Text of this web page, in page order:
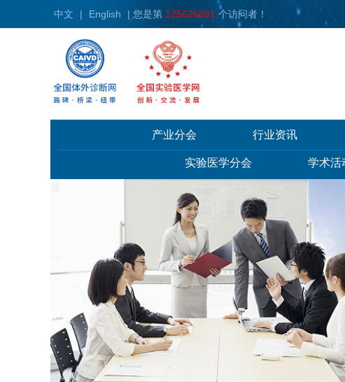
中文 | English | 您是第 125626881 个访问者！
产业分会 行业资讯
实验医学分会 学术活